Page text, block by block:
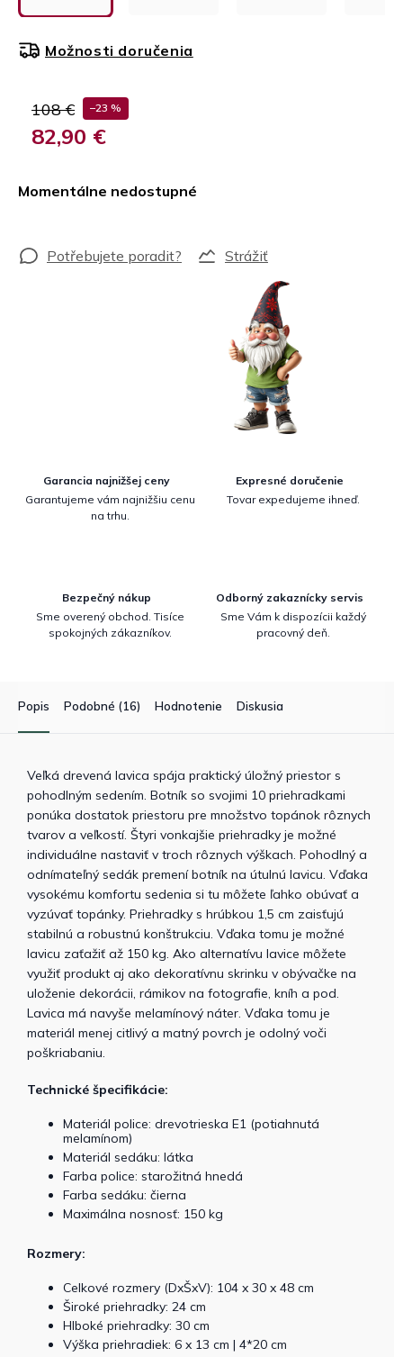
108 € –23 %
82,90 €
Momentálne nedostupné
Možnosti doručenia
Strážiť
Garancia najnižšej ceny
Garantujeme vám najnižšiu cenu
na trhu.
Expresné doručenie
Tovar expedujeme ihneď.
Bezpečný nákup
Sme overený obchod. Tisíce
spokojných zákazníkov.
Odborný zakaznícky servis
Sme Vám k dispozícii každý
pracovný deň.
Popis Podobné (16) Hodnotenie Diskusia
Veľká drevená lavica spája praktický úložný priestor s
pohodlným sedením. Botník so svojimi 10 priehradkami
ponúka dostatok priestoru pre množstvo topánok rôznych
tvarov a veľkostí. Štyri vonkajšie priehradky je možné
individuálne nastaviť v troch rôznych výškach. Pohodlný a
odnímateľný sedák premení botník na útulnú lavicu. Vďaka
vysokému komfortu sedenia si tu môžete ľahko obúvať a
vyzúvať topánky. Priehradky s hrúbkou 1,5 cm zaisťujú
stabilnú a robustnú konštrukciu. Vďaka tomu je možné
lavicu zaťažiť až 150 kg. Ako alternatívu lavice môžete
využiť produkt aj ako dekoratívnu skrinku v obývačke na
uloženie dekorácii, rámikov na fotografie, kníh a pod.
Lavica má navyše melamínový náter. Vďaka tomu je
materiál menej citlivý a matný povrch je odolný voči
poškriabaniu.
Technické špecifikácie:
Materiál police: drevotrieska E1 (potiahnutá
melamínom)
Materiál sedáku: látka
Farba police: starožitná hnedá
Farba sedáku: čierna
Maximálna nosnosť: 150 kg
Rozmery:
Celkové rozmery (DxŠxV): 104 x 30 x 48 cm
Široké priehradky: 24 cm
Hlboké priehradky: 30 cm
Výška priehradiek: 6 x 13 cm | 4*20 cm